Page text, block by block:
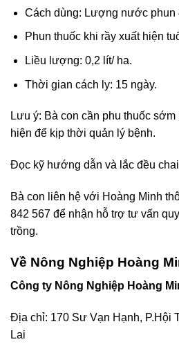
Cách dùng: Lượng nước phun
Phun thuốc khi rầy xuất hiện
Liều lượng: 0,2 lít/ ha.
Thời gian cách ly: 15 ngày.
Lưu ý: Bà con cần phu thuốc
hiện để kịp thời quản lý bệnh.
Đọc kỹ hướng dẫn và lắc đều
Bà con liên hệ với Hoàng Minh
842 567 để nhận hỗ trợ tư vấn
trồng.
Về Nông Nghiệp Hoàng
Công ty Nông Nghiệp Hoàng
Địa chỉ: 170 Sư Vạn Hạnh, P.Hội
Lai